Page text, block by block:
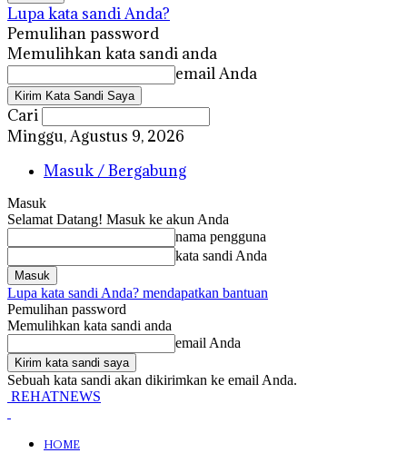
Lupa kata sandi Anda?
Pemulihan password
Memulihkan kata sandi anda
email Anda
Cari
Minggu, Agustus 9, 2026
Masuk / Bergabung
Masuk
Selamat Datang! Masuk ke akun Anda
nama pengguna
kata sandi Anda
Lupa kata sandi Anda? mendapatkan bantuan
Pemulihan password
Memulihkan kata sandi anda
email Anda
Sebuah kata sandi akan dikirimkan ke email Anda.
REHATNEWS
HOME